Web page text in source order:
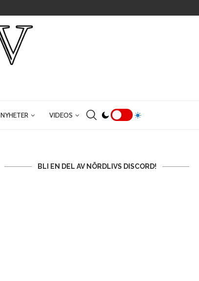
NYHETER VIDEOS
BLI EN DEL AV NÖRDLIVS DISCORD!